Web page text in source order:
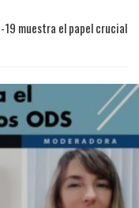
19 muestra el papel crucial